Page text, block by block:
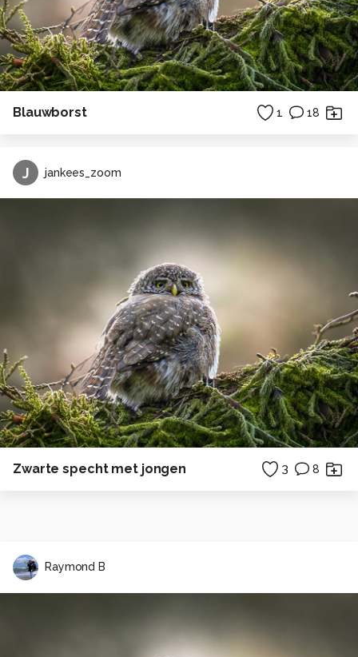
Blauwborst 1 18
J jankees_zoom
Zwarte specht met jongen 3 8
Raymond B